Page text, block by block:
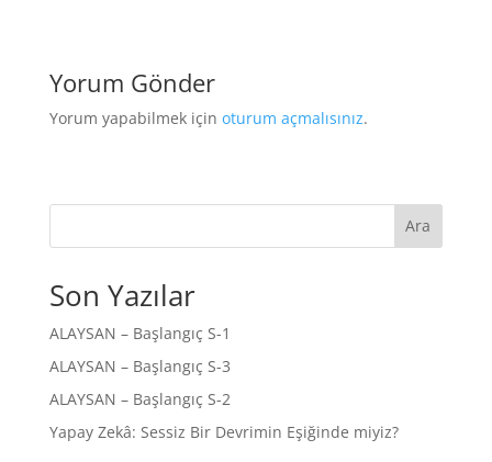
Yorum Gönder
Yorum yapabilmek için oturum açmalısınız.
Ara
Son Yazılar
ALAYSAN – Başlangıç S-1
ALAYSAN – Başlangıç S-3
ALAYSAN – Başlangıç S-2
Yapay Zekâ: Sessiz Bir Devrimin Eşiğinde miyiz?